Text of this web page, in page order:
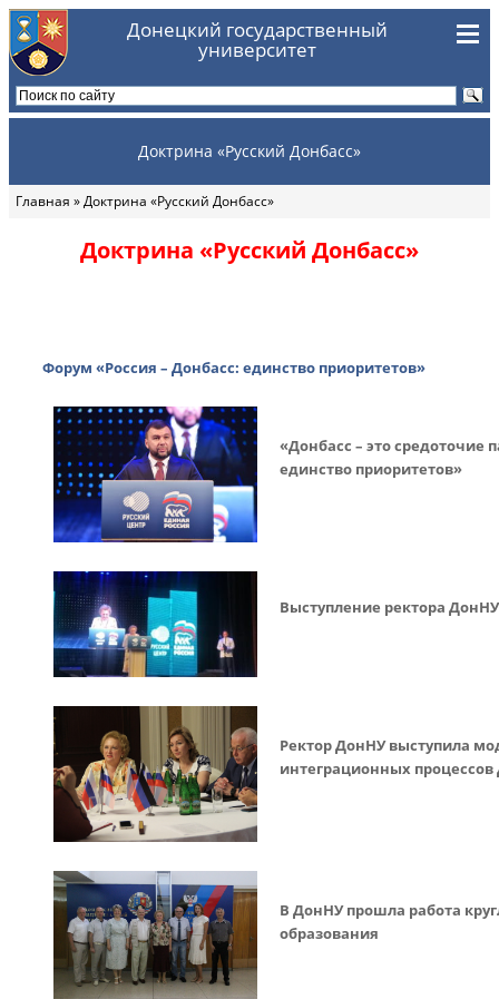
Перейти к основному содержаниюДонецкий государственный
университет
Доктрина «Русский Донбасс»
Вы здесь
Главная » Доктрина «Русский Донбасс»
Доктрина «Русский Донбасс»
Форум «Россия – Донбасс: единство приоритетов»
«Донбасс – это средоточие
единство приоритетов»
Выступление ректора
Ректор ДонНУ выступила
интеграционных
В ДонНУ прошла работа
образования